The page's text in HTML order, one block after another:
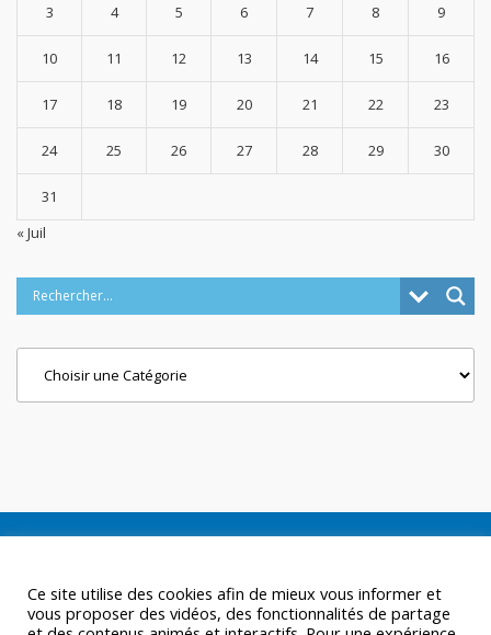
3 4 5 6 7 8 9
10 11 12 13 14 15 16
17 18 19 20 21 22 23
24 25 26 27 28 29 30
31
« Juil
Ce site utilise des cookies afin de mieux vous informer et
vous proposer des vidéos, des fonctionnalités de partage